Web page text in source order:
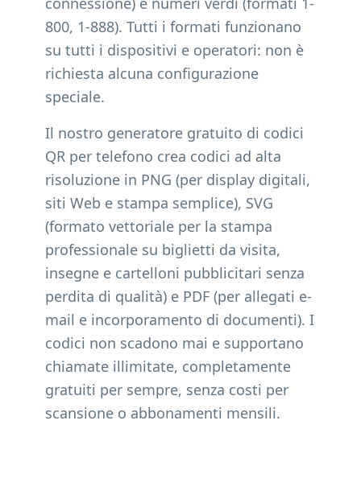
800, 1-888). Tutti i formati funzionano
su tutti i dispositivi e operatori: non è
richiesta alcuna configurazione
speciale.
Il nostro generatore gratuito di codici
QR per telefono crea codici ad alta
risoluzione in PNG (per display digitali,
siti Web e stampa semplice), SVG
(formato vettoriale per la stampa
professionale su biglietti da visita,
insegne e cartelloni pubblicitari senza
perdita di qualità) e PDF (per allegati e-
mail e incorporamento di documenti). I
codici non scadono mai e supportano
chiamate illimitate, completamente
gratuiti per sempre, senza costi per
scansione o abbonamenti mensili.